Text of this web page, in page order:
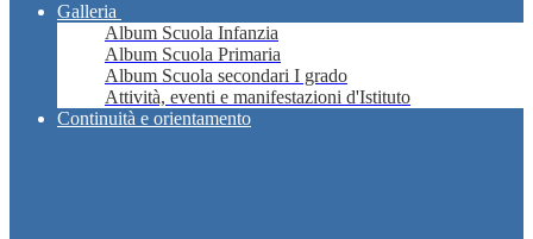
Galleria
Album Scuola Infanzia
Album Scuola Primaria
Album Scuola secondari I grado
Attività, eventi e manifestazioni d'Istituto
Continuità e orientamento